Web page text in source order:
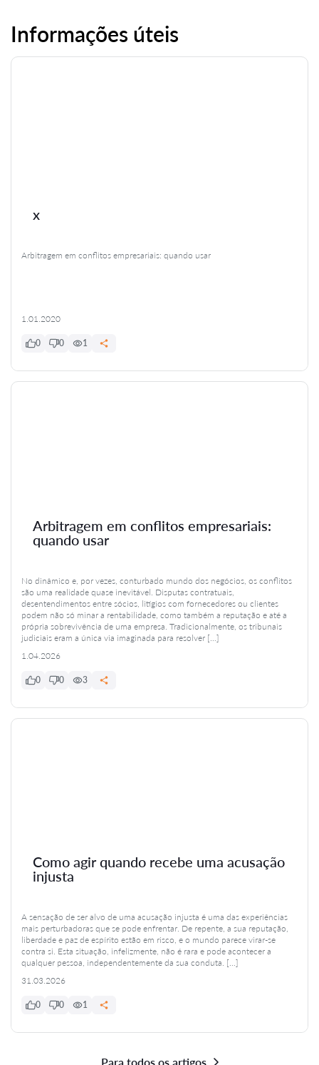
Informações úteis
x
Arbitragem em conflitos empresariais: quando usar
1.01.2020
0 0 1
Arbitragem em conflitos empresariais:
quando usar
No dinâmico e, por vezes, conturbado mundo dos negócios, os conflitos
são uma realidade quase inevitável. Disputas contratuais,
desentendimentos entre sócios, litígios com fornecedores ou clientes
podem não só minar a rentabilidade, como também a reputação e até a
própria sobrevivência de uma empresa. Tradicionalmente, os tribunais
judiciais eram a única via imaginada para resolver […]
1.04.2026
0 0 3
Como agir quando recebe uma acusação
injusta
A sensação de ser alvo de uma acusação injusta é uma das experiências
mais perturbadoras que se pode enfrentar. De repente, a sua reputação,
liberdade e paz de espírito estão em risco, e o mundo parece virar-se
contra si. Esta situação, infelizmente, não é rara e pode acontecer a
qualquer pessoa, independentemente da sua conduta. […]
31.03.2026
0 0 1
Para todos os artigos